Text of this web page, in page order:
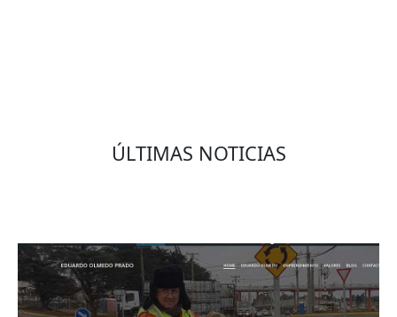
ÚLTIMAS NOTICIAS